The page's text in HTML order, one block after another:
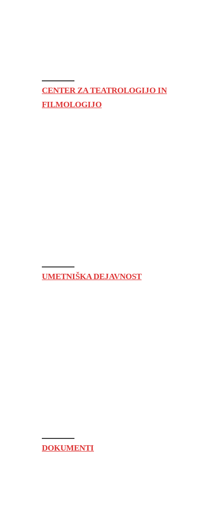
CENTER ZA TEATROLOGIJO IN
FILMOLOGIJO
UMETNIŠKA DEJAVNOST
DOKUMENTI